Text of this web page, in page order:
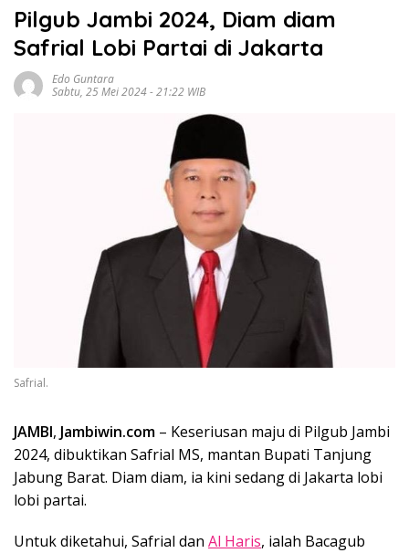
Pilgub Jambi 2024, Diam diam
Safrial Lobi Partai di Jakarta
Edo Guntara
Sabtu, 25 Mei 2024 - 21:22 WIB
Safrial.
JAMBI, Jambiwin.com – Keseriusan maju di Pilgub Jambi
2024, dibuktikan Safrial MS, mantan Bupati Tanjung
Jabung Barat. Diam diam, ia kini sedang di Jakarta lobi
lobi partai.
Untuk diketahui, Safrial dan Al Haris, ialah Bacagub